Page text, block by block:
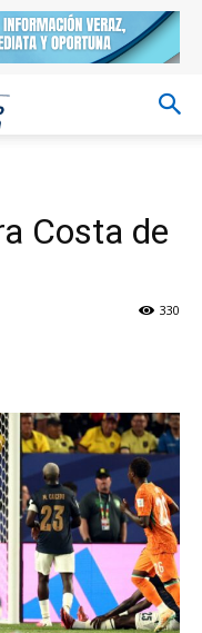
Costa de
330